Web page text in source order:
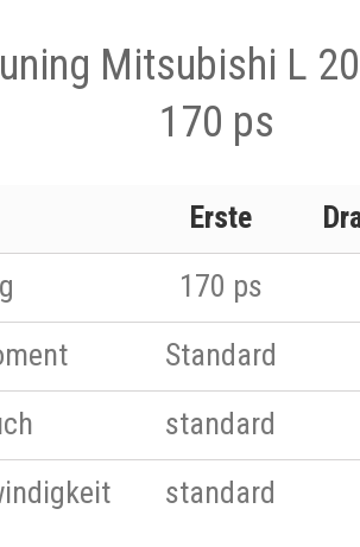
Mitsubishi L
170 ps
Erste
170 ps
Standard
standard
standard